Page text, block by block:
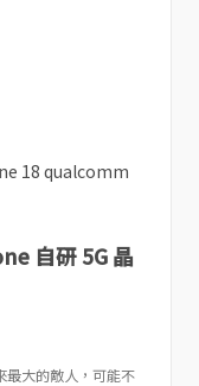
自研 5G 晶
最大的敵人，可能不